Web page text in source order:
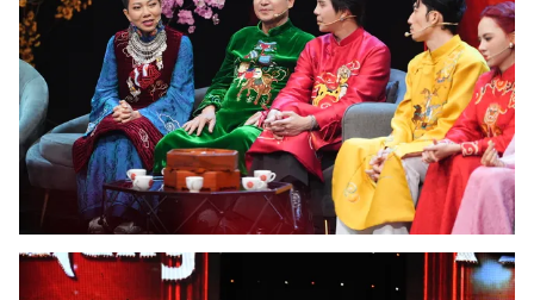
THỜI BÁO VTV
Theo dõi báo trên
Cơ quan chủ quản:Đài Truyền hình Việt Nam
Cơ quan báo chí:Thời báo VTV
Giấy phép hoạt động báo in và báo điện tử số 483/GP-BTTTT
cấp ngày 29/12/2023